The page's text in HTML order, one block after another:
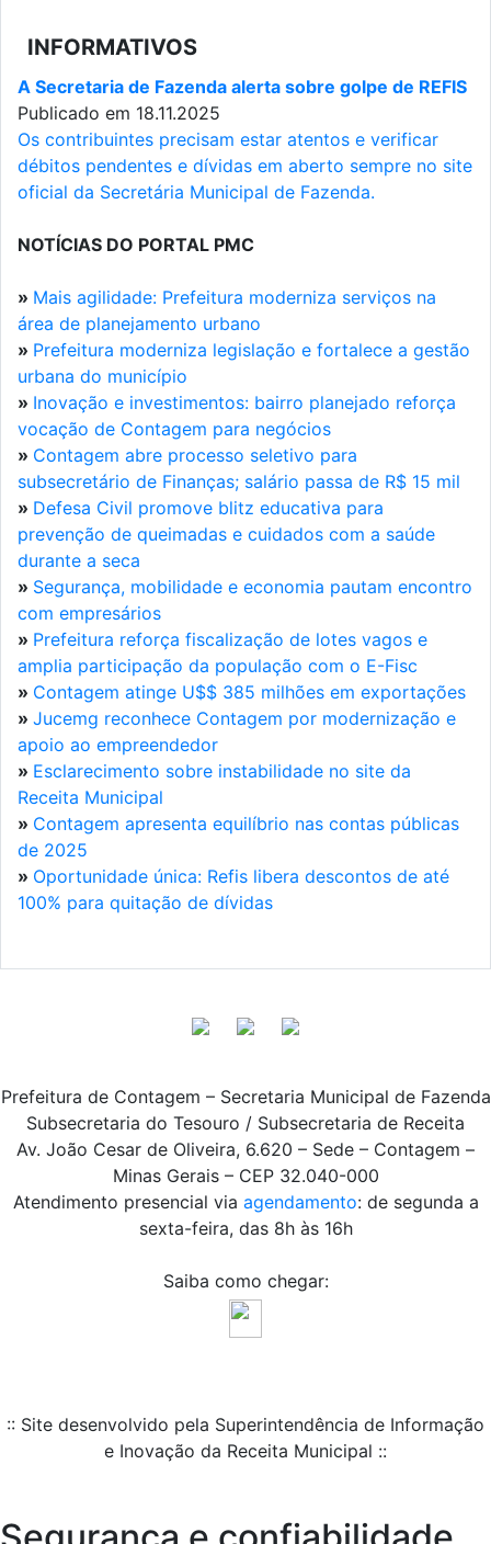
INFORMATIVOS
A Secretaria de Fazenda alerta sobre golpe de REFIS
Publicado em 18.11.2025
Os contribuintes precisam estar atentos e verificar
débitos pendentes e dívidas em aberto sempre no site
oficial da Secretária Municipal de Fazenda.
NOTÍCIAS DO PORTAL PMC
» Mais agilidade: Prefeitura moderniza serviços na
área de planejamento urbano
» Prefeitura moderniza legislação e fortalece a gestão
urbana do município
» Inovação e investimentos: bairro planejado reforça
vocação de Contagem para negócios
» Contagem abre processo seletivo para
subsecretário de Finanças; salário passa de R$ 15 mil
» Defesa Civil promove blitz educativa para
prevenção de queimadas e cuidados com a saúde
durante a seca
» Segurança, mobilidade e economia pautam encontro
com empresários
» Prefeitura reforça fiscalização de lotes vagos e
amplia participação da população com o E-Fisc
» Contagem atinge U$$ 385 milhões em exportações
» Jucemg reconhece Contagem por modernização e
apoio ao empreendedor
» Esclarecimento sobre instabilidade no site da
Receita Municipal
» Contagem apresenta equilíbrio nas contas públicas
de 2025
» Oportunidade única: Refis libera descontos de até
100% para quitação de dívidas
Prefeitura de Contagem – Secretaria Municipal de Fazenda
Subsecretaria do Tesouro / Subsecretaria de Receita
Av. João Cesar de Oliveira, 6.620 – Sede – Contagem –
Minas Gerais – CEP 32.040-000
Atendimento presencial via agendamento: de segunda a
sexta-feira, das 8h às 16h
Saiba como chegar:
:: Site desenvolvido pela Superintendência de Informação
e Inovação da Receita Municipal ::